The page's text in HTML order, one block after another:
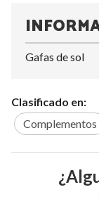
Gafas de sol
Clasificado en:
Complementos